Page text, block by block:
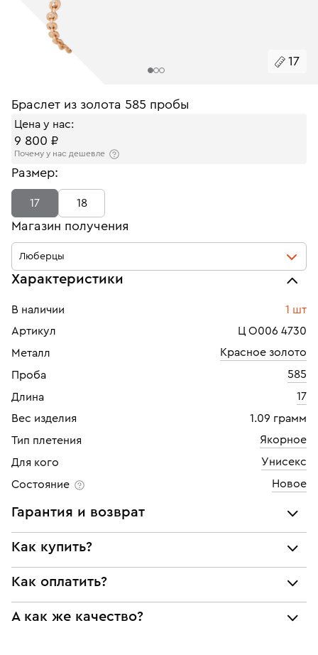
17
Браслет из золота 585 пробы
Цена у нас:
9 800 ₽
Почему у нас дешевле
Размер:
17 18
Магазин получения
Люберцы
Характеристики
В наличии
1 шт
Артикул
Ц О006 4730
Металл
Красное золото
Проба
585
Длина
17
Вес изделия
1.09 грамм
Тип плетения
Якорное
Для кого
Унисекс
Состояние
Новое
Гарантия и возврат
Мы предоставляем следующие гарантии:
подлинности брендовых украшений;
соответствия заявленным характеристикам (проба,
металл и характеристики драгоценных камней);
юридической чистоты изделий
Как купить?
Самовывоз из нашего филиала в г. Москве
Украшение находится в филиале:
Как оплатить?
А как же качество?